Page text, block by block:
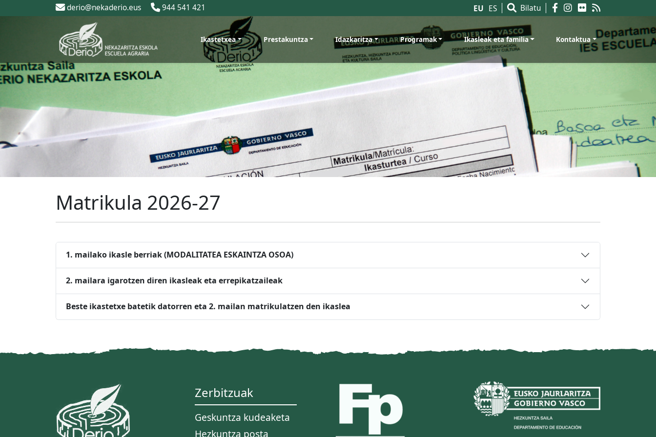
derio@nekaderio.eus 944 541 421 EU ES Bilatu
Ikastetxea Prestakuntza Idazkaritza Programak Ikasleak eta familia Kontaktua
Matrikula 2026-27
1. mailako ikasle berriak (MODALITATEA ESKAINTZA OSOA)
2. mailara igarotzen diren ikasleak eta errepikatzaileak
Beste ikastetxe batetik datorren eta 2. mailan matrikulatzen den ikaslea
Zerbitzuak
Geskuntza kudeaketa
Hezkuntza posta